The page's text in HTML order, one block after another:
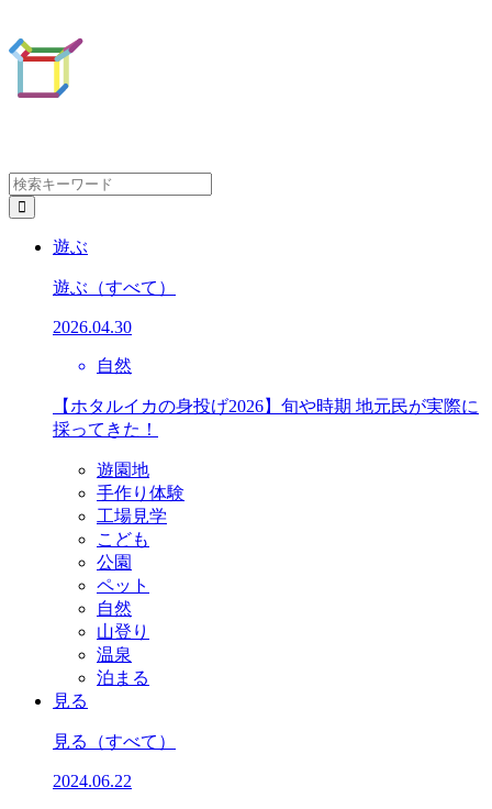
遊ぶ
遊ぶ （すべて）
2026.04.30
自然
【ホタルイカの身投げ2026】旬や時期 地元民が実際に
採ってきた！
遊園地
手作り体験
工場見学
こども
公園
ペット
自然
山登り
温泉
泊まる
見る
見る （すべて）
2024.06.22